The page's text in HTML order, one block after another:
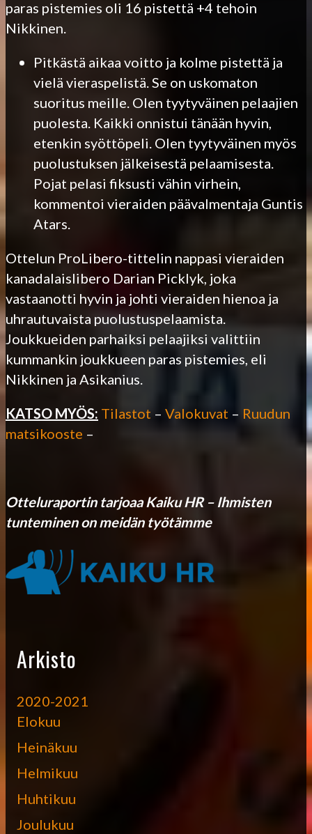
paras pistemies oli 16 pistettä +4 tehoin
Nikkinen.
Pitkästä aikaa voitto ja kolme pistettä ja
vielä vieraspelistä. Se on uskomaton
suoritus meille. Olen tyytyväinen pelaajien
puolesta. Kaikki onnistui tänään hyvin,
etenkin syöttöpeli. Olen tyytyväinen myös
puolustuksen jälkeisestä pelaamisesta.
Pojat pelasi fiksusti vähin virhein,
kommentoi vieraiden päävalmentaja Guntis
Atars.
Ottelun ProLibero-tittelin nappasi vieraiden
kanadalaislibero Darian Picklyk, joka
vastaanotti hyvin ja johti vieraiden hienoa ja
uhrautuvaista puolustuspelaamista.
Joukkueiden parhaiksi pelaajiksi valittiin
kummankin joukkueen paras pistemies, eli
Nikkinen ja Asikanius.
KATSO MYÖS: Tilastot – Valokuvat – Ruudun
matsikooste –
Otteluraportin tarjoaa Kaiku HR – Ihmisten
tunteminen on meidän työtämme
Arkisto
2020-2021
Elokuu
Heinäkuu
Helmikuu
Huhtikuu
Joulukuu